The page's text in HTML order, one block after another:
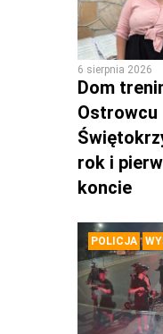
6 sierpnia 2026
Dom
Ostrowcu
rok i
koncie
POLICJA